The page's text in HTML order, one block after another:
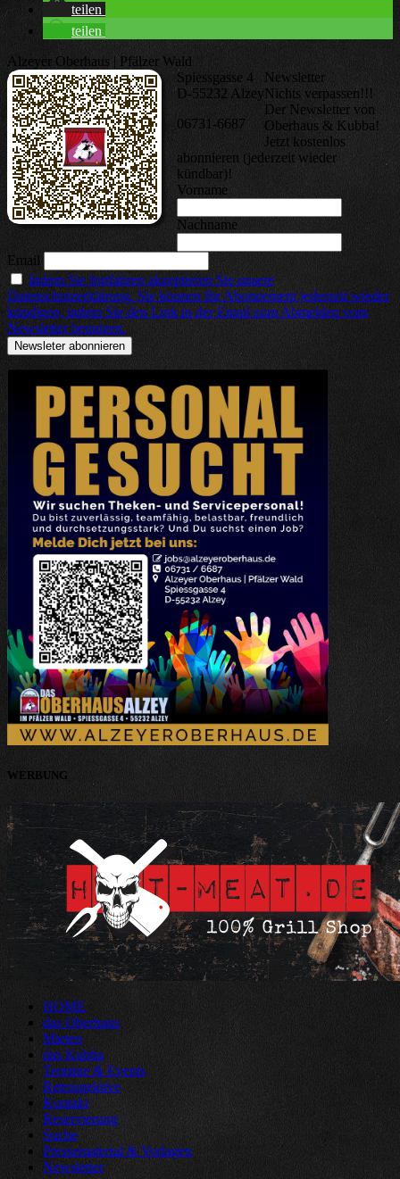
teilen
teilen
Alzeyer Oberhaus | Pfälzer Wald
Spiessgasse 4
D-55232 Alzey
06731-6687
Newsletter
Nichts verpassen!!!
Der Newsletter von
Oberhaus & Kubba!
Jetzt kostenlos
abonnieren (jederzeit wieder
kündbar)!
Vorname
Nachname
Email
Indem Sie fortfahren akzeptieren Sie unsere
Datenschutzerklärung. Sie können Ihr Abonnement jederzeit wieder
kündigen, indem Sie den Link in der Email zum Abmelden vom
Newsletter benutzen.
WERBUNG
HOME
das Oberhaus
Mieten
das Kubba
Termine & Events
Retrospektive
Kontakt
Reservierung
Suche
Pressematerial & Vorlagen
Newsletter